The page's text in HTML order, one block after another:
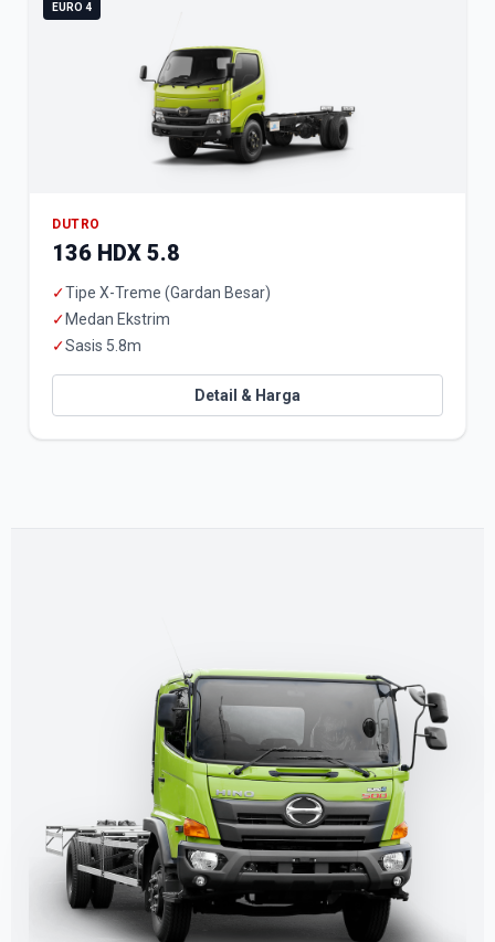
EURO 4
DUTRO
136 HDX 5.8
✓Tipe X-Treme (Gardan Besar)
✓ Medan Ekstrim
✓Sasis 5.8m
Detail & Harga